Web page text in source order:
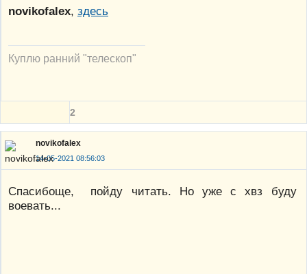
novikofalex, здесь
Куплю ранний "телескоп"
2
novikofalex
14-05-2021 08:56:03
Спасибоще, пойду читать. Но уже с хвз буду
воевать...